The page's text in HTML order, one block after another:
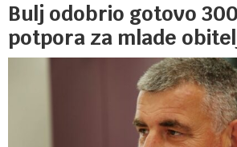
Bulj odobrio gotovo
potpora za mlade